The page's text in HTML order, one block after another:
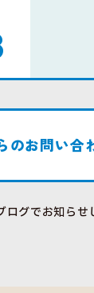
のお問い合
ログでお知らせ